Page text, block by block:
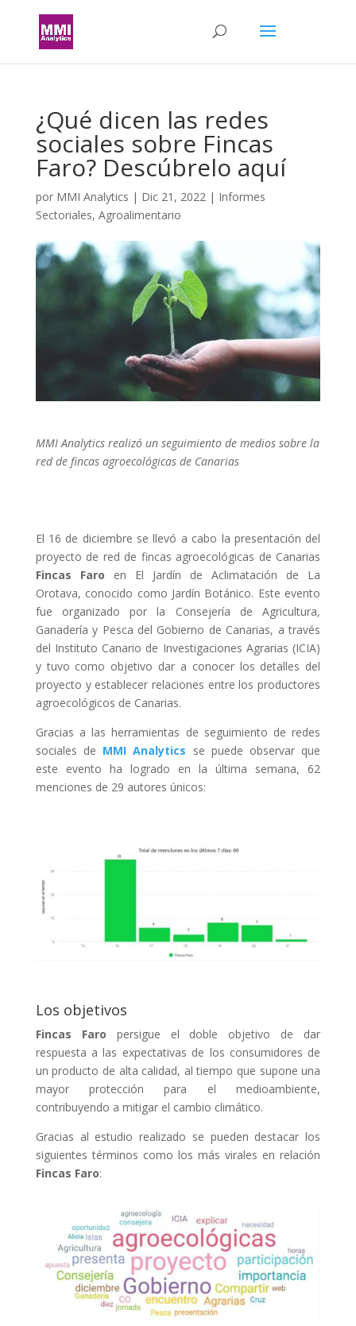
¿Qué dicen las redes
sociales sobre Fincas
Faro? Descúbrelo aquí
por MMI Analytics | Dic 21, 2022| Informes
Sectoriales, Agroalimentario
MMI Analytics realizó un seguimiento de medios sobre la
red de fincas agroecológicas de Canarias
El 16 de diciembre se llevó a cabo la presentación del
proyecto de red de fincas agroecológicas de Canarias
Fincas Faro en El Jardín de Aclimatación de La
Orotava, conocido como Jardín Botánico. Este evento
fue organizado por la Consejería de Agricultura,
Ganadería y Pesca del Gobierno de Canarias, a través
del Instituto Canario de Investigaciones Agrarias (ICIA)
y tuvo como objetivo dar a conocer los detalles del
proyecto y establecer relaciones entre los productores
agroecológicos de Canarias.
Gracias a las herramientas de seguimiento de redes
sociales de MMI Analytics se puede observar que
este evento ha logrado en la última semana, 62
menciones de 29 autores únicos:
Los objetivos
Fincas Faro persigue el doble objetivo de dar
respuesta a las expectativas de los consumidores de
un producto de alta calidad, al tiempo que supone una
mayor protección para el medioambiente,
contribuyendo a mitigar el cambio climático.
Gracias al estudio realizado se pueden destacar los
siguientes términos como los más virales en relación
Fincas Faro: